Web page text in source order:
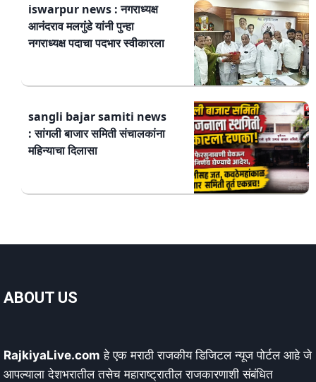
iswarpur news : नगराध्यक्ष
आनंदराव मलगुंडे यांनी पुन्हा
नगराध्यक्ष पदाचा पदभार स्वीकारला
sangli bajar samiti news
: सांगली बाजार समिती संचालकांना
महिन्याचा दिलासा
ABOUT US
RajkiyaLive.com हे एक मराठी राजकीय डिजिटल न्यूज पोर्टल आहे जे
आपल्याला देशभरातील तसेच महाराष्ट्रातील राजकारणाशी संबंधित